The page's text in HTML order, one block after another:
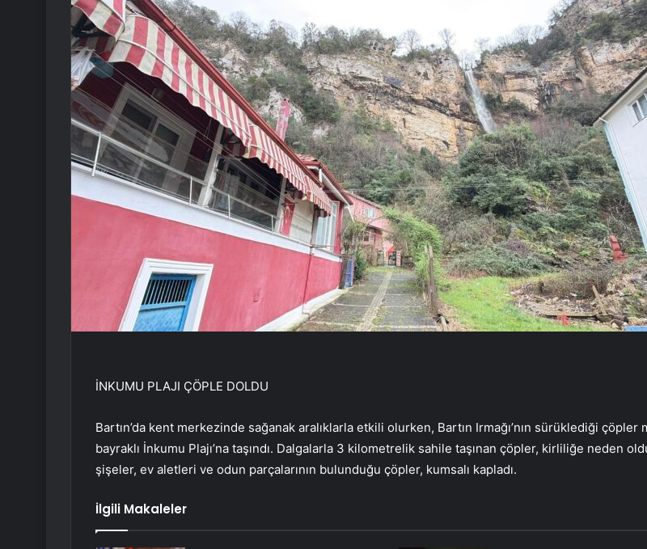
İNKUMU PLAJI ÇÖPLE DOLDU
Bartın’da kent merkezinde sağanak aralıklarla etkili olurken, Bartın Irmağı’nın sürüklediği çöpler
bayraklı İnkumu Plajı’na taşındı. Dalgalarla 3 kilometrelik sahile taşınan çöpler, kirliliğe neden
şişeler, ev aletleri ve odun parçalarının bulunduğu çöpler, kumsalı kapladı.
İlgili Makaleler